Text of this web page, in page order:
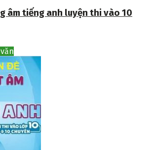
âm tiếng anh luyện thi vào 10